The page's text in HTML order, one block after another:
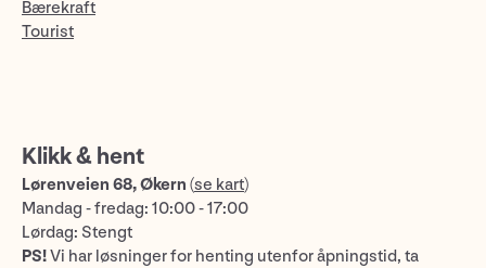
Bærekraft
Tourist
Klikk & hent
Lørenveien 68, Økern (se kart)
Mandag - fredag: 10:00 - 17:00
Lørdag: Stengt
PS!Vi har løsninger for henting utenfor åpningstid, ta